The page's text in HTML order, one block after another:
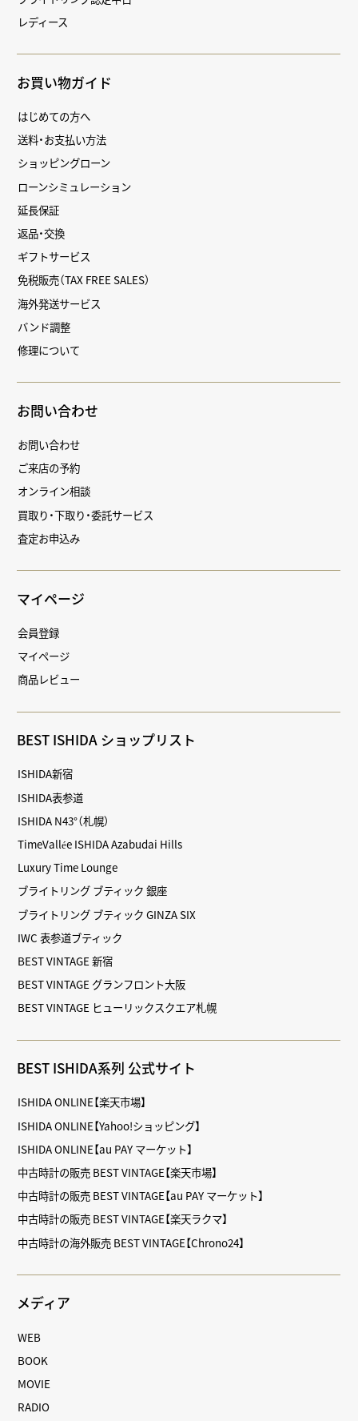
レディース
お買い物ガイド
はじめての方へ
送料・お支払い方法
ショッピングローン
ローンシミュレーション
延長保証
返品・交換
ギフトサービス
免税販売（TAX FREE SALES）
海外発送サービス
バンド調整
修理について
お問い合わせ
お問い合わせ
ご来店の予約
オンライン相談
買取り・下取り・委託サービス
査定お申込み
マイページ
会員登録
マイページ
商品レビュー
BEST ISHIDA ショップリスト
ISHIDA新宿
ISHIDA表参道
ISHIDA N43°（札幌）
TimeVallée ISHIDA Azabudai Hills
Luxury Time Lounge
ブライトリング ブティック 銀座
ブライトリング ブティック GINZA SIX
IWC 表参道ブティック
BEST VINTAGE 新宿
BEST VINTAGE グランフロント大阪
BEST VINTAGE ヒューリックスクエア札幌
BEST ISHIDA系列 公式サイト
ISHIDA ONLINE【楽天市場】
ISHIDA ONLINE【Yahoo!ショッピング】
ISHIDA ONLINE【au PAY マーケット】
中古時計の販売 BEST VINTAGE【楽天市場】
中古時計の販売 BEST VINTAGE【au PAY マーケット】
中古時計の販売 BEST VINTAGE【楽天ラクマ】
中古時計の海外販売 BEST VINTAGE【Chrono24】
メディア
WEB
BOOK
MOVIE
RADIO